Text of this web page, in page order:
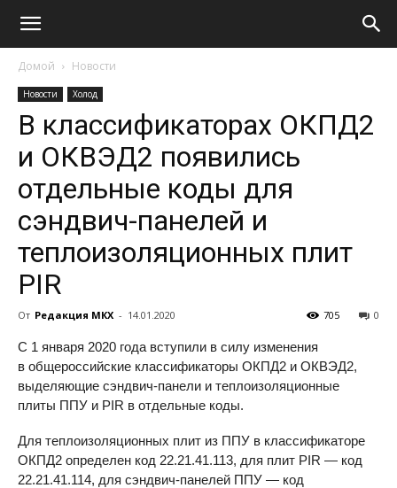
Домой Новости
Новости Холод
В классификаторах ОКПД2
и ОКВЭД2 появились
отдельные коды для
сэндвич-панелей и
теплоизоляционных плит
PIR
От Редакция МКХ - 14.01.2020 0
705
С 1 января 2020 года вступили в силу изменения
в общероссийские классификаторы ОКПД2 и ОКВЭД2,
выделяющие сэндвич-панели и теплоизоляционные
плиты ППУ и PIR в отдельные коды.
Для теплоизоляционных плит из ППУ в классификаторе
ОКПД2 определен код 22.21.41.113, для плит PIR — код
22.21.41.114, для сэндвич-панелей ППУ — код